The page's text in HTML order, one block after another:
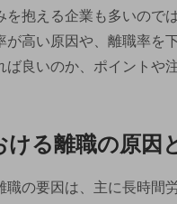
を抱える企業も多いので
が高い原因や、離職率を
ば良いのか、ポイントや
ける離職の原因
職の要因は、主に長時間